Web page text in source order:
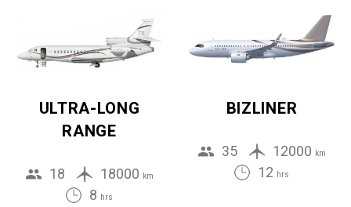
ULTRA-LONG
RANGE
18 18000 km
8 hrs
BIZLINER
35 12000 km
12 hrs